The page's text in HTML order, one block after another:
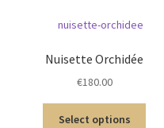
Nuisette Orchidée
€180.00
Select options